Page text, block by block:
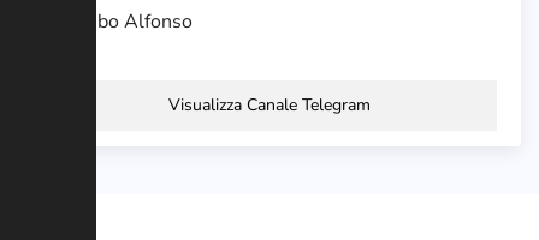
Palumbo Alfonso
Visualizza Canale Telegram